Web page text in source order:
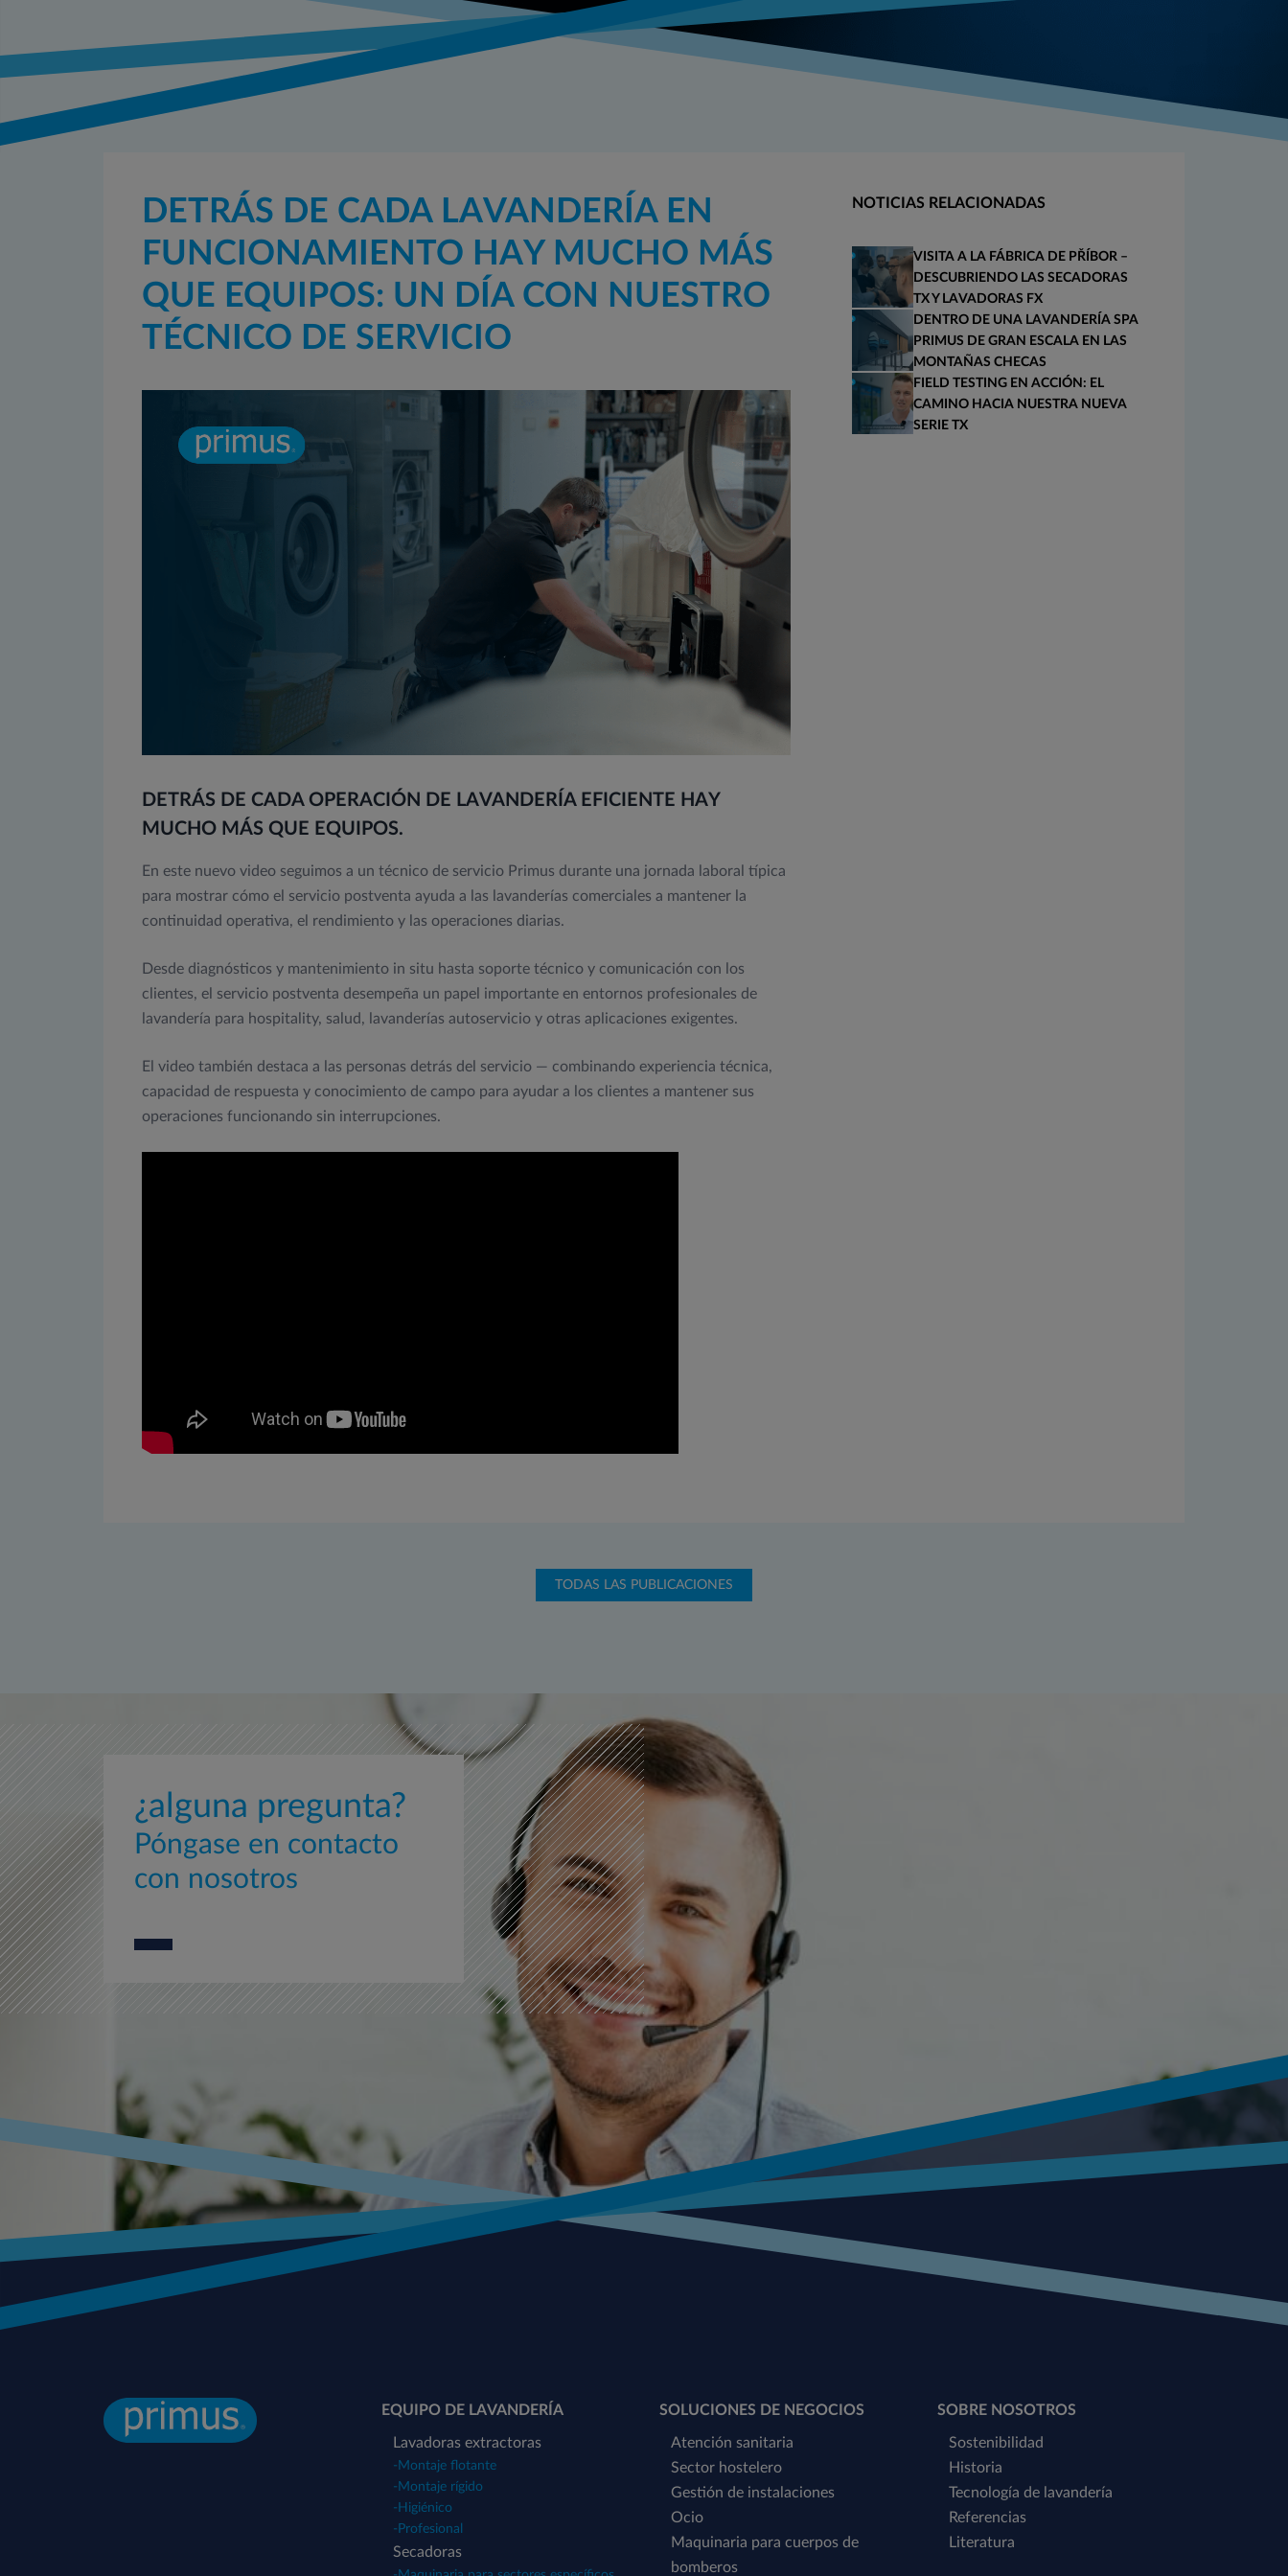
DETRÁS DE CADA LAVANDERÍA EN
FUNCIONAMIENTO HAY MUCHO MÁS
QUE EQUIPOS: UN DÍA CON NUESTRO
TÉCNICO DE SERVICIO
DETRÁS DE CADA OPERACIÓN DE LAVANDERÍA EFICIENTE HAY
MUCHO MÁS QUE EQUIPOS.
En este nuevo video seguimos a un técnico de servicio Primus durante una jornada laboral típica
para mostrar cómo el servicio postventa ayuda a las lavanderías comerciales a mantener la
continuidad operativa, el rendimiento y las operaciones diarias.
Desde diagnósticos y mantenimiento in situ hasta soporte técnico y comunicación con los
clientes, el servicio postventa desempeña un papel importante en entornos profesionales de
lavandería para hospitality, salud, lavanderías autoservicio y otras aplicaciones exigentes.
El video también destaca a las personas detrás del servicio — combinando experiencia técnica,
capacidad de respuesta y conocimiento de campo para ayudar a los clientes a mantener sus
operaciones funcionando sin interrupciones.
NOTICIAS RELACIONADAS
VISITA A LA FÁBRICA DE PŘÍBOR –
DESCUBRIENDO LAS SECADORAS
TX Y LAVADORAS FX
DENTRO DE UNA LAVANDERÍA SPA
PRIMUS DE GRAN ESCALA EN LAS
MONTAÑAS CHECAS
FIELD TESTING EN ACCIÓN: EL
CAMINO HACIA NUESTRA NUEVA
SERIE TX
TODAS LAS PUBLICACIONES
¿alguna pregunta?
Póngase en contacto
con nosotros
EQUIPO DE LAVANDERÍA
Lavadoras extractoras
- Montaje flotante
- Montaje rígido
- Higiénico
- Profesional
Secadoras
SOLUCIONES DE NEGOCIOS
Atención sanitaria
Sector hostelero
Gestión de instalaciones
Ocio
Maquinaria para cuerpos de
bomberos
SOBRE NOSOTROS
Sostenibilidad
Historia
Tecnología de lavandería
Referencias
Literatura